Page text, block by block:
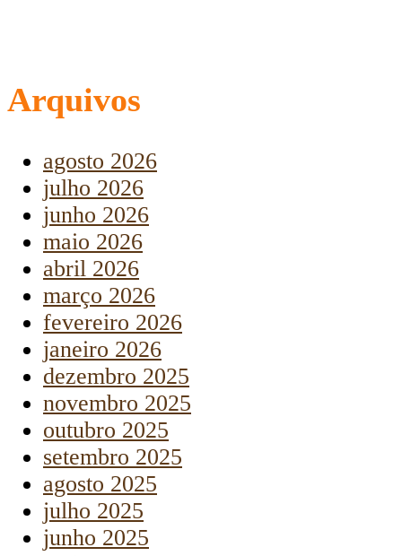
Arquivos
agosto 2026
julho 2026
junho 2026
maio 2026
abril 2026
março 2026
fevereiro 2026
janeiro 2026
dezembro 2025
novembro 2025
outubro 2025
setembro 2025
agosto 2025
julho 2025
junho 2025